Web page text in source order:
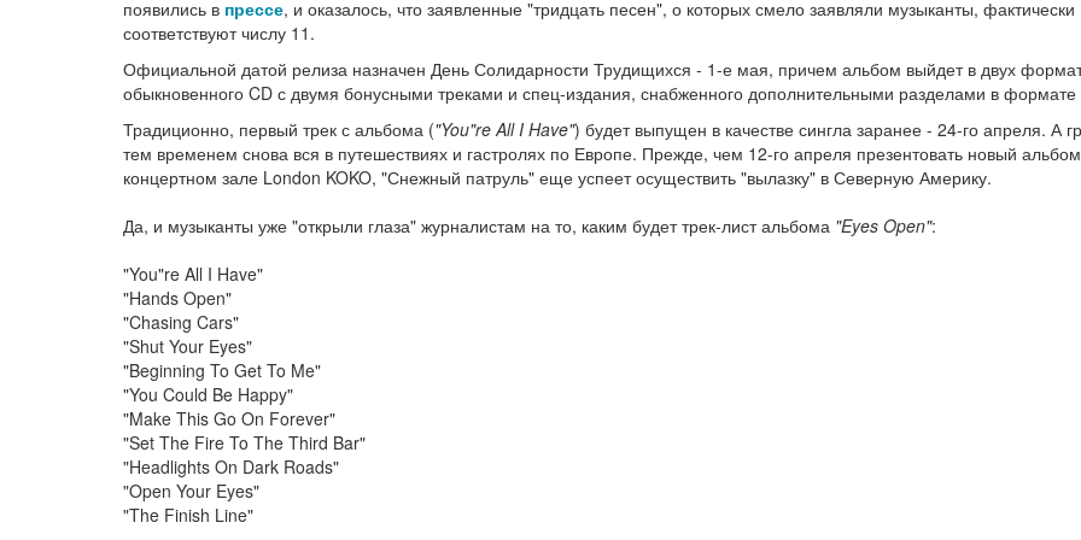
появились в прессе, и оказалось, что заявленные "тридцать песен", о которых смело заявляли музыканты, фактически
соответствуют числу 11.
Официальной датой релиза назначен День Солидарности Трудищихся - 1-е мая, причем альбом выйдет в двух
обыкновенного CD с двумя бонусными треками и спец-издания, снабженного дополнительными разделами в формате
Традиционно, первый трек с альбома ("You"re All I Have") будет выпущен в качестве сингла заранее - 24-го апреля. А
тем временем снова вся в путешествиях и гастролях по Европе. Прежде, чем 12-го апреля презентовать новый
концертном зале London KOKO, "Снежный патруль" еще успеет осуществить "вылазку" в Северную Америку.
Да, и музыканты уже "открыли глаза" журналистам на то, каким будет трек-лист альбома "Eyes Open":
"You"re All I Have"
"Hands Open"
"Chasing Cars"
"Shut Your Eyes"
"Beginning To Get To Me"
"You Could Be Happy"
"Make This Go On Forever"
"Set The Fire To The Third Bar"
"Headlights On Dark Roads"
"Open Your Eyes"
"The Finish Line"